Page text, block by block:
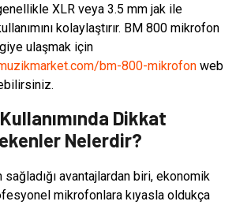
XLR veya 3.5 mm jak ile
kolaylaştırır. BM 800 mikrofon
ulaşmak için
bm-800-mikrofon web
Dikkat
Nelerdir?
avantajlardan biri, ekonomik
mikrofonlara kıyasla oldukça